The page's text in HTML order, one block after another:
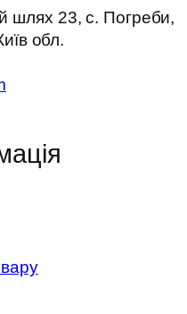
шлях 23, с. Погреби,
обл.